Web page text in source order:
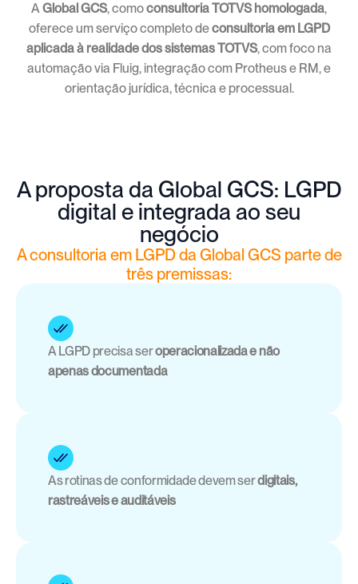
AGlobal GCS, comoconsultoria TOTVS homologada,
oferece um serviço completo deconsultoria em LGPD
aplicada à realidade dos sistemas TOTVS, com foco na
automação via Fluig, integração com Protheus e RM, e
orientação jurídica, técnica e processual.
A proposta da Global GCS: LGPD
digital e integrada ao seu
negócio
A consultoria em LGPD da Global GCS parte de
três premissas:
A LGPD precisa ser operacionalizada e não
apenas documentada
As rotinas de conformidade devem ser digitais,
rastreáveis e auditáveis